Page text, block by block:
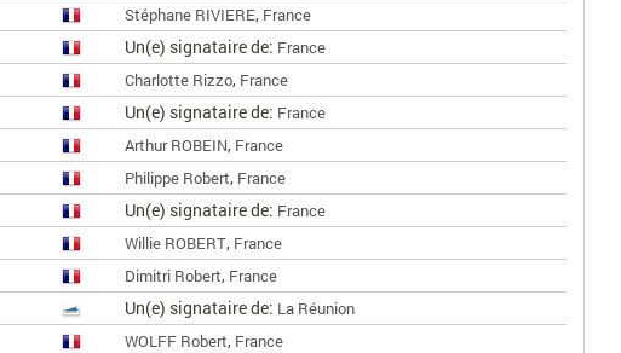
Stéphane RIVIERE, France
Un(e) signataire de: France
Charlotte Rizzo, France
Un(e) signataire de: France
Arthur ROBEIN, France
Philippe Robert, France
Un(e) signataire de: France
Willie ROBERT, France
Dimitri Robert, France
Un(e) signataire de: La Réunion
WOLFF Robert, France